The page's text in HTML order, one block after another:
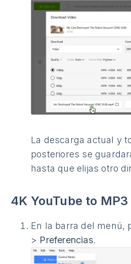
La descarga actual y
posteriores se
hasta que elijas otro
4K YouTube to MP3
En la barra del menú,
> Preferencias.